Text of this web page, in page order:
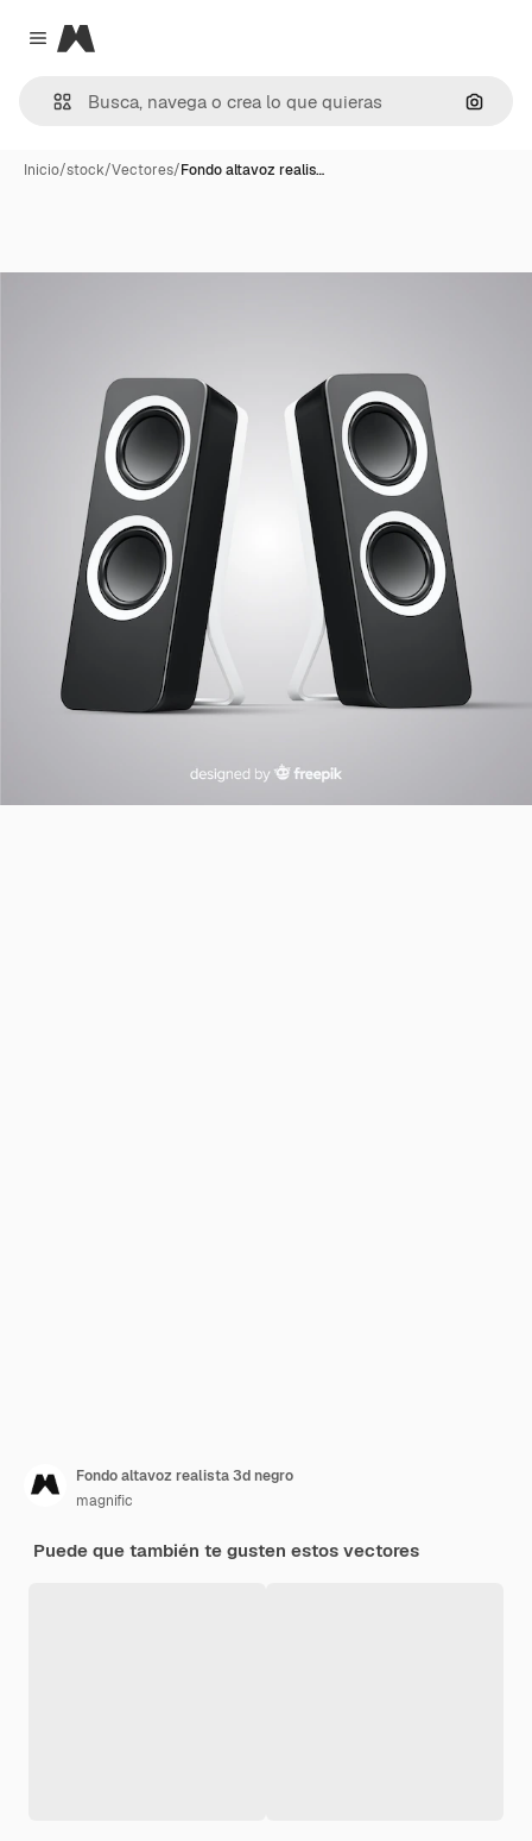
Close menu
Magnific
Inicio/stock/Vectores/Fondo altavoz realis…
Fondo altavoz realista 3d negro
magnific
Puede que también te gusten estos vectores